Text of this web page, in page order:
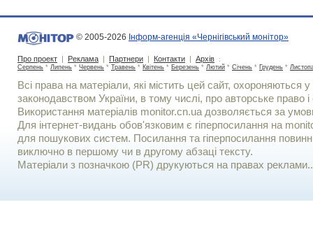
© 2005-2026 Інформ-агенція «Чернігівський монітор»
Про проект | Реклама | Партнери | Контакти | Архів :
Серпень * Липень * Червень * Травень * Квітень * Березень * Лютий * Січень * Грудень *
Всі права на матеріали, які містить цей сайт, охороняються у
законодавством України, в тому числі, про авторське право і
Використання матерiалiв monitor.cn.ua дозволяється за
Для iнтернет-видань обов'язковим є гiперпосилання на
для пошукових систем. Посилання та гіперпосилання
виключно в першому чи в другому абзаці тексту.
Матеріали з позначкою (PR) друкуються на правах реклами..